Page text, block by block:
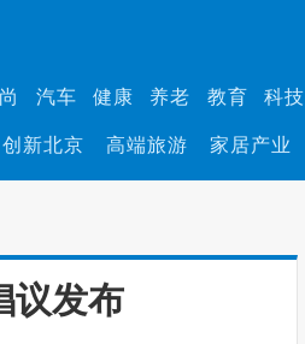
汽车 健康 养老 教育 科技
创新北京 高端旅游 家居产业
议发布